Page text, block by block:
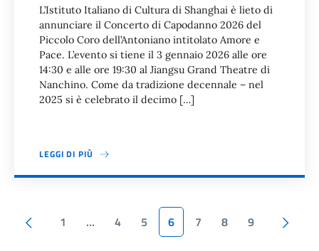
L’Istituto Italiano di Cultura di Shanghai è lieto di
annunciare il Concerto di Capodanno 2026 del
Piccolo Coro dell’Antoniano intitolato Amore e
Pace. L’evento si tiene il 3 gennaio 2026 alle ore
14:30 e alle ore 19:30 al Jiangsu Grand Theatre di
Nanchino. Come da tradizione decennale – nel
2025 si è celebrato il decimo […]
LEGGI DI PIÙ
Paginazione
Pagina precedente
1 … 4 5 6 7 8 9